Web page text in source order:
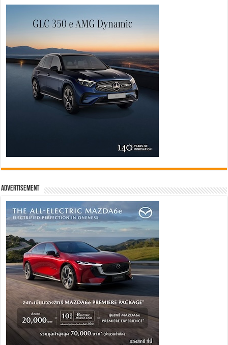
Advertisement